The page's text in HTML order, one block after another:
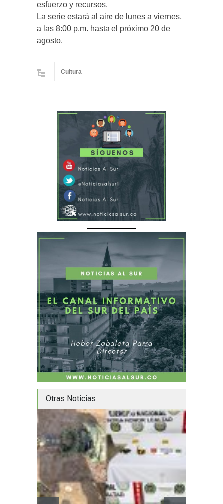
esfuerzo y recursos.
La serie estará al aire de lunes a viernes,
a las 8:00 p.m. hasta el próximo 20 de
agosto.
Cultura
Otras Noticias